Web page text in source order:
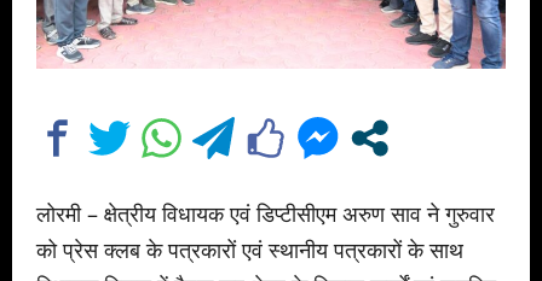
लोरमी – क्षेत्रीय विधायक एवं डिप्टीसीएम अरुण साव ने गुरुवार
को प्रेस क्लब के पत्रकारों एवं स्थानीय पत्रकारों के साथ